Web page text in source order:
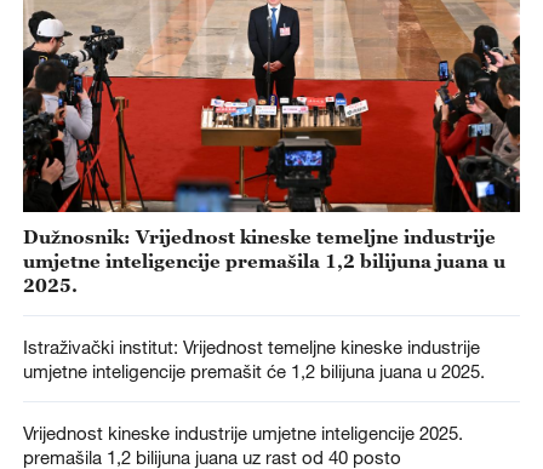
Dužnosnik: Vrijednost kineske temeljne industrije
umjetne inteligencije premašila 1,2 bilijuna juana u
2025.
Istraživački institut: Vrijednost temeljne kineske industrije
umjetne inteligencije premašit će 1,2 bilijuna juana u 2025.
Vrijednost kineske industrije umjetne inteligencije 2025.
premašila 1,2 bilijuna juana uz rast od 40 posto